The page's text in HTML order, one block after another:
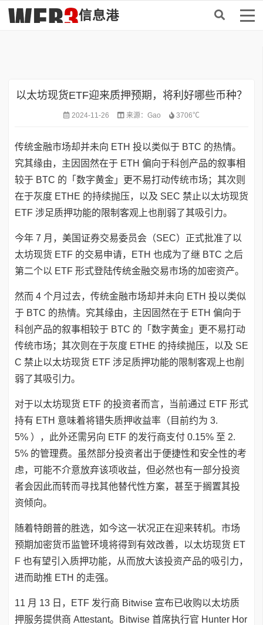
首页 > 资讯
以太坊现货ETF迎来质押预期，将利好哪些币种？
2024-11-26 来源： Gao 3706℃
传统金融市场却并未向 ETH 投以类似于 BTC 的热情。
究其缘由，主因固然在于 ETH 偏向于科创产品的叙事相
较于 BTC 的「数字黄金」更不易打动传统市场；其次则
在于灰度 ETHE 的持续抛压，以及 SEC 禁止以太坊现货
ETF 涉足质押功能的限制客观上也削弱了其吸引力。
今年 7 月，美国证券交易委员会（SEC）正式批准了以
太坊现货 ETF 的交易申请，ETH 也成为了继 BTC 之后
第二个以 ETF 形式登陆传统金融交易市场的加密资产。
然而 4 个月过去，传统金融市场却并未向 ETH 投以类似
于 BTC 的热情。究其缘由，主因固然在于 ETH 偏向于
科创产品的叙事相较于 BTC 的「数字黄金」更不易打动
传统市场；其次则在于灰度 ETHE 的持续抛压，以及 SE
C 禁止以太坊现货 ETF 涉足质押功能的限制客观上也削
弱了其吸引力。
对于以太坊现货 ETF 的投资者而言，当前通过 ETF 形式
持有 ETH 意味着将错失质押收益率（目前约为 3.
5% ），此外还需另向 ETF 的发行商支付 0.15% 至 2.
5% 的管理费。虽然部分投资者出于便捷性和安全性的考
虑，可能不介意放弃该项收益，但必然也有一部分投资
者会因此而转而寻找其他替代性方案，甚至于搁置其投
资倾向。
随着特朗普的胜选，如今这一状况正在迎来转机。市场
预期加密货币监管环境将得到有效改善，以太坊现货 ET
F 也有望引入质押功能，从而放大该投资产品的吸引力，
进而助推 ETH 的走强。
11 月 13 日，ETF 发行商 Bitwise 宣布已收购以太坊质
押服务提供商 Attestant。Bitwise 首席执行官 Hunter Hor